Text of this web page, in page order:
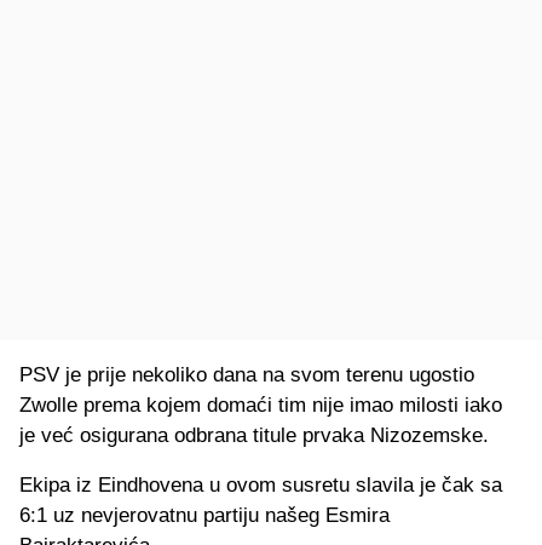
PSV je prije nekoliko dana na svom terenu ugostio
Zwolle prema kojem domaći tim nije imao milosti iako
je već osigurana odbrana titule prvaka Nizozemske.
Ekipa iz Eindhovena u ovom susretu slavila je čak sa
6:1 uz nevjerovatnu partiju našeg Esmira